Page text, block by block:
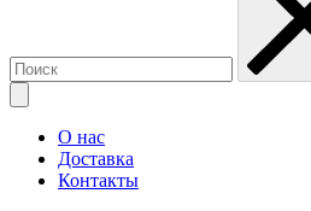
О нас
Доставка
Контакты